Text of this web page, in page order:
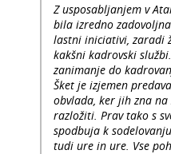
Z usposabljanjem v
bila izredno
lastni iniciativi, zaradi
kakšni kadrovski
zanimanje do
Šket je izjemen
obvlada, ker jih zna
razložiti. Prav tako s
spodbuja k
tudi ure in ure. Vse